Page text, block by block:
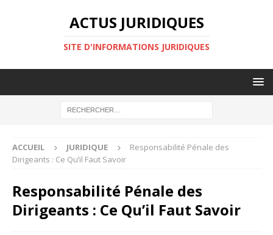
ACTUS JURIDIQUES
SITE D'INFORMATIONS JURIDIQUES
ACCUEIL JURIDIQUE
Responsabilité Pénale des
Dirigeants : Ce Qu’il Faut Savoir
Responsabilité Pénale des
Dirigeants : Ce Qu’il Faut Savoir